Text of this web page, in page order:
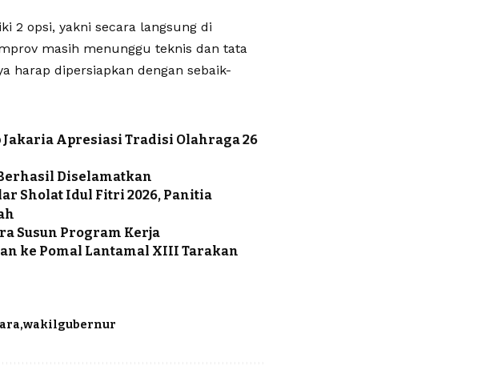
2 opsi, yakni secara langsung di
masih menunggu teknis dan tata
harap dipersiapkan dengan sebaik-
Jakaria Apresiasi Tradisi Olahraga 26
Diselamatkan
Sholat Idul Fitri 2026, Panitia
Susun Program Kerja
ke Pomal Lantamal XIII Tarakan
wakilgubernur